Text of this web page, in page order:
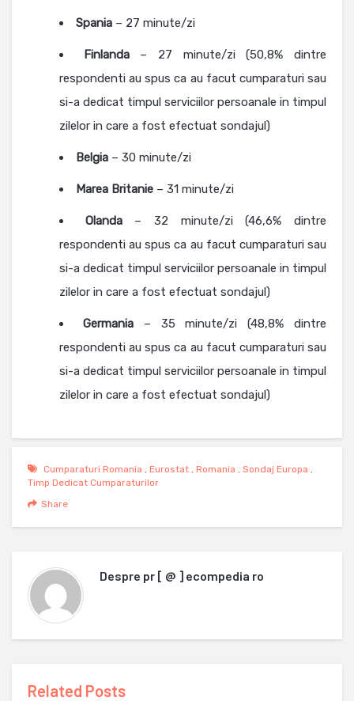
Spania – 27 minute/zi
Finlanda– 27 minute/zi (50,8% dintre
respondenti au spus ca au facut cumparaturi sau
si-a dedicat timpul serviciilor persoanale in timpul
zilelor in care a fost efectuat sondajul)
Belgia – 30 minute/zi
Marea Britanie – 31 minute/zi
Olanda– 32 minute/zi (46,6% dintre
respondenti au spus ca au facut cumparaturi sau
si-a dedicat timpul serviciilor persoanale in timpul
zilelor in care a fost efectuat sondajul)
Germania– 35 minute/zi (48,8% dintre
respondenti au spus ca au facut cumparaturi sau
si-a dedicat timpul serviciilor persoanale in timpul
zilelor in care a fost efectuat sondajul)
Cumparaturi Romania , Eurostat , Romania , Sondaj Europa ,
Timp Dedicat Cumparaturilor
Share
Despre pr [ @ ] ecompedia ro
Related Posts